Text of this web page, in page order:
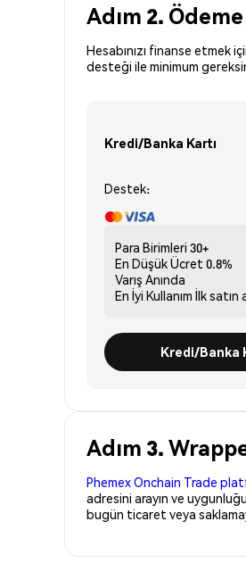
Adım 2.
Hesabınızı finanse etmek
desteği ile minimum
Kredi/Banka Kartı
Destek:
Para Birimleri 30+
En Düşük Ücret 0.8%
Varış Anında
En İyi Kullanım İlk satın
Kredi/Banka
Adım 3.
Phemex Onchain Trade
adresini arayın ve
bugün ticaret veya